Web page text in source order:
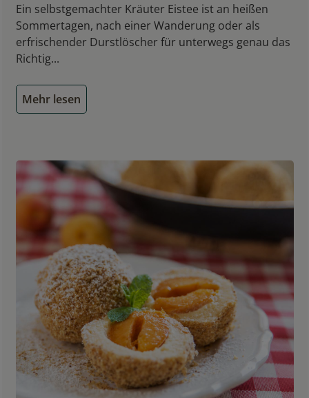
Ein selbstgemachter Kräuter Eistee ist an heißen
Sommertagen, nach einer Wanderung oder als
erfrischender Durstlöscher für unterwegs genau das
Richtig...
Mehr lesen